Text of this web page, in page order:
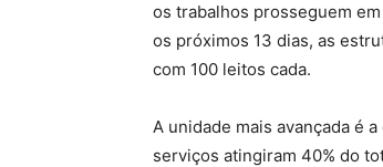
os trabalhos prosseguem
os próximos 13 dias, as
com 100 leitos cada.
A unidade mais avançada é
serviços atingiram 40% do